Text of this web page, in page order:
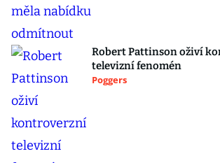
Robert Pattinson oživí
televizní fenomén
Poggers